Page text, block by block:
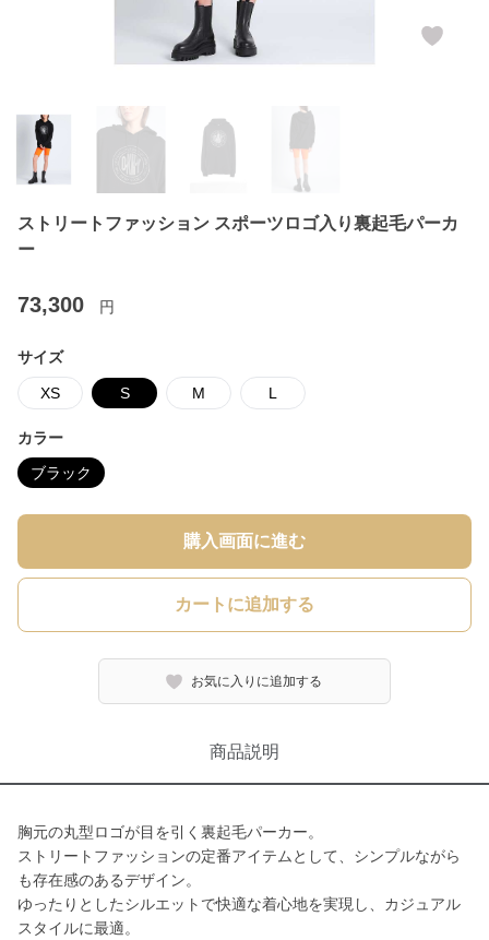
ストリートファッション スポーツロゴ入り裏起毛パーカ
ー
73,300 円
サイズ
XS S M L
カラー
ブラック
購入画面に進む
カートに追加する
お気に入りに追加する
商品説明
胸元の丸型ロゴが目を引く裏起毛パーカー。
ストリートファッションの定番アイテムとして、シンプルながら
も存在感のあるデザイン。
ゆったりとしたシルエットで快適な着心地を実現し、カジュアル
スタイルに最適。